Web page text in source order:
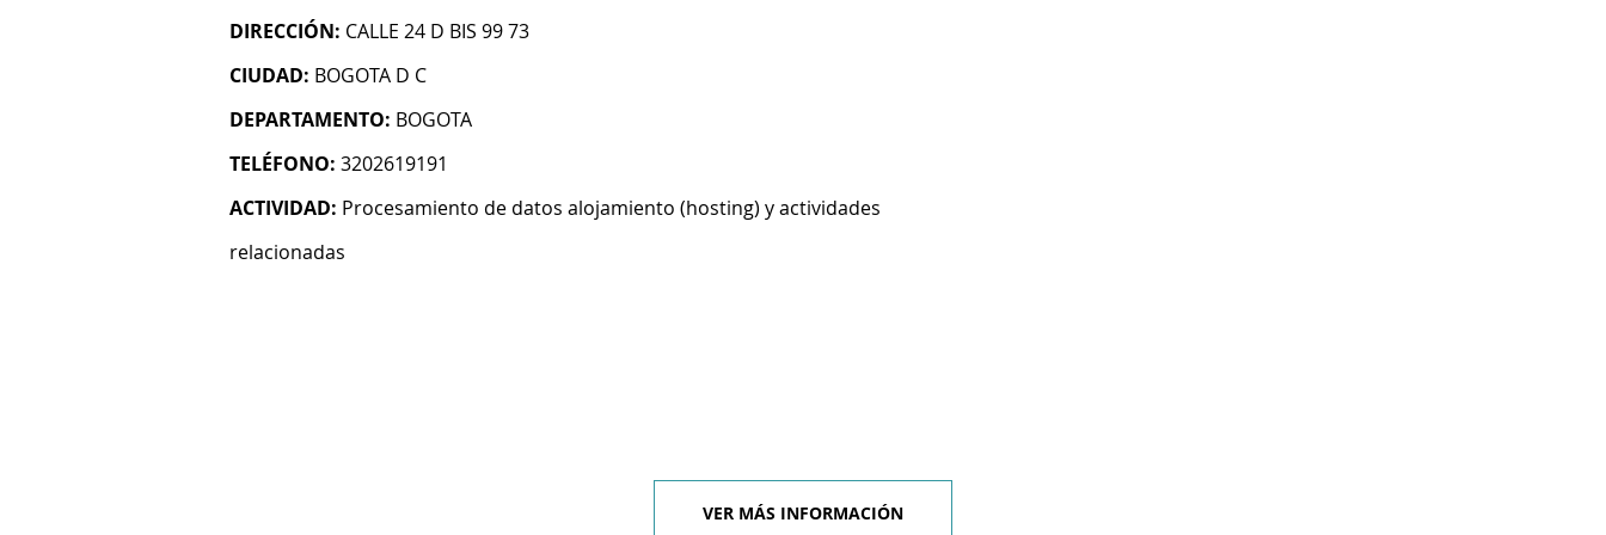
DIRECCIÓN: CALLE 24 D BIS 99 73
CIUDAD: BOGOTA D C
DEPARTAMENTO: BOGOTA
TELÉFONO: 3202619191
ACTIVIDAD: Procesamiento de datos alojamiento (hosting) y actividades
relacionadas
VER MÁS INFORMACIÓN